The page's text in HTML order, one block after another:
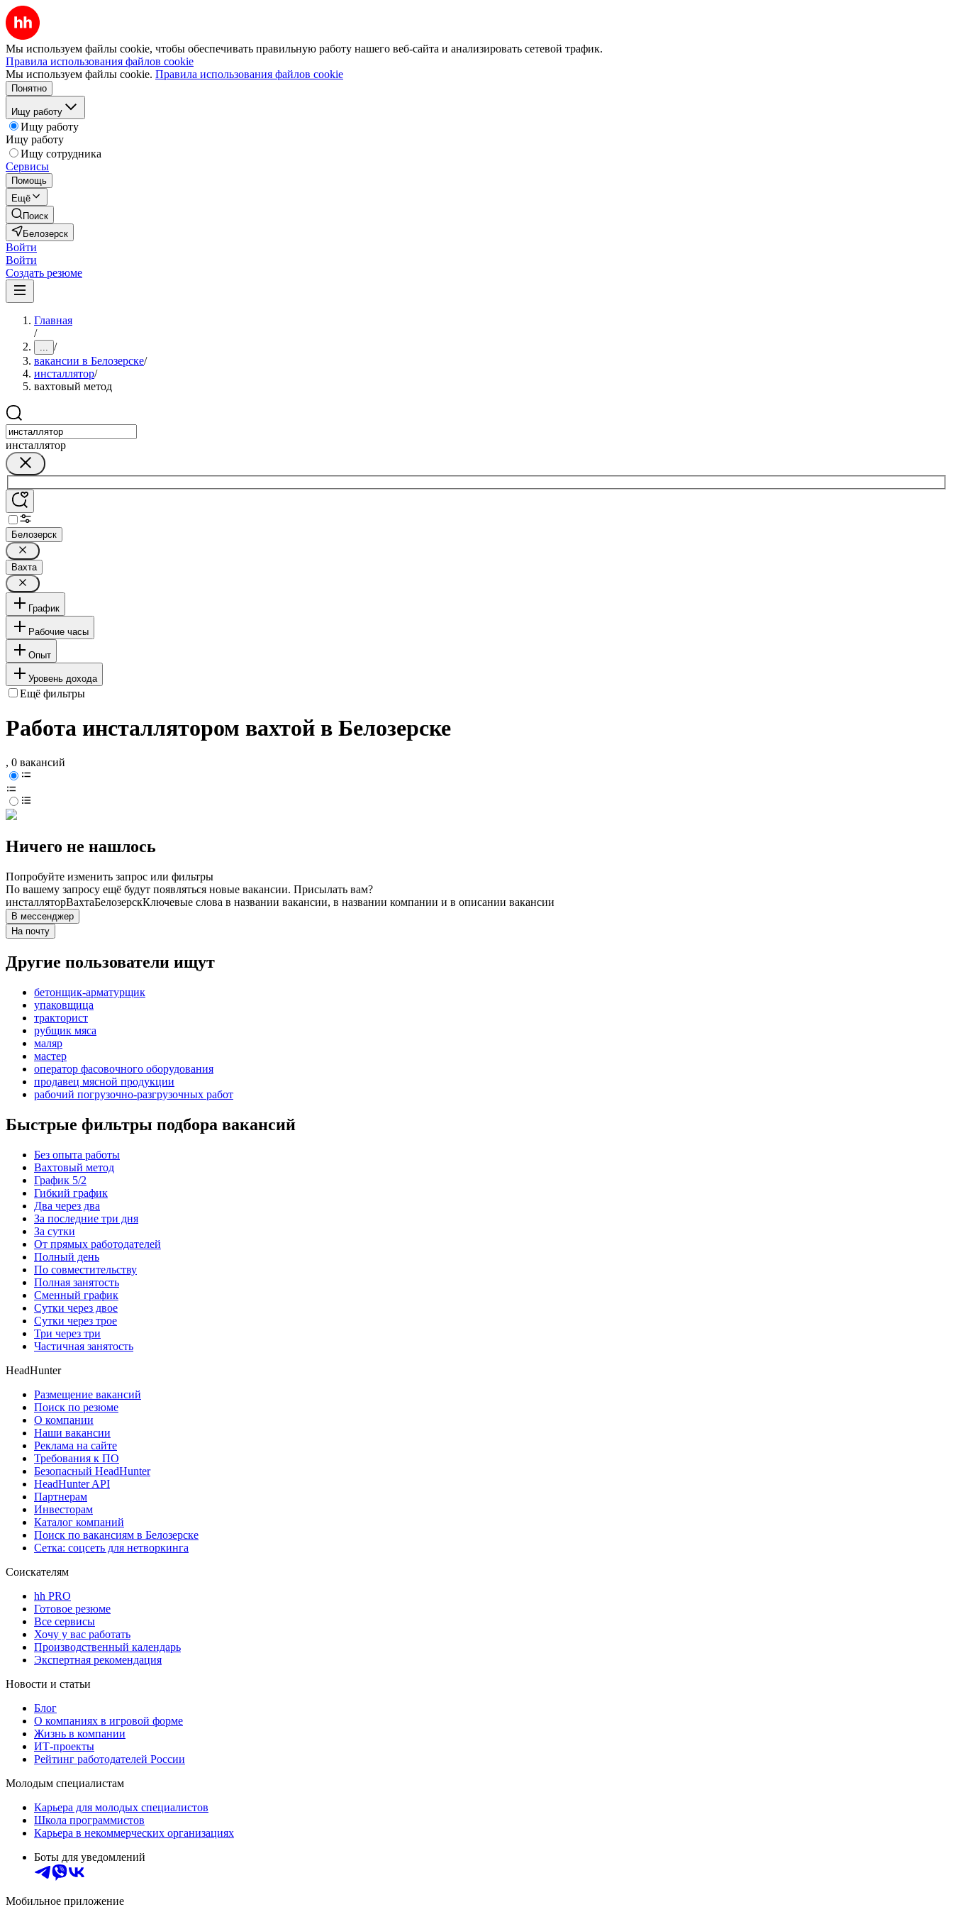
Мы используем файлы cookie, чтобы обеспечивать правильную работу нашего веб-сайта и анализировать сетевой трафик.
Правила использования файлов cookie
Мы используем файлы cookie. Правила использования файлов cookie
Понятно
Ищу работу
Ищу работу
Ищу работу
Ищу сотрудника
Сервисы
Помощь
Ещё
Поиск
Белозерск
Войти
Войти
Создать резюме
Главная
/
... /
вакансии в Белозерске/
инсталлятор/
вахтовый метод
инсталлятор
Белозерск
Вахта
График
Рабочие часы
Опыт
Уровень дохода
Ещё фильтры
Работа инсталлятором вахтой в Белозерске
, 0 вакансий
Ничего не нашлось
Попробуйте изменить запрос или фильтры
По вашему запросу ещё будут появляться новые вакансии. Присылать вам?
инсталляторВахтаБелозерскКлючевые слова в названии вакансии, в названии компании и в описании вакансии
В мессенджер
На почту
Другие пользователи ищут
бетонщик-арматурщик
упаковщица
тракторист
рубщик мяса
маляр
мастер
оператор фасовочного оборудования
продавец мясной продукции
рабочий погрузочно-разгрузочных работ
Быстрые фильтры подбора вакансий
Без опыта работы
Вахтовый метод
График 5/2
Гибкий график
Два через два
За последние три дня
За сутки
От прямых работодателей
Полный день
По совместительству
Полная занятость
Сменный график
Сутки через двое
Сутки через трое
Три через три
Частичная занятость
HeadHunter
Размещение вакансий
Поиск по резюме
О компании
Наши вакансии
Реклама на сайте
Требования к ПО
Безопасный HeadHunter
HeadHunter API
Партнерам
Инвесторам
Каталог компаний
Поиск по вакансиям в Белозерске
Сетка: соцсеть для нетворкинга
Соискателям
hh PRO
Готовое резюме
Все сервисы
Хочу у вас работать
Производственный календарь
Экспертная рекомендация
Новости и статьи
Блог
О компаниях в игровой форме
Жизнь в компании
ИТ-проекты
Рейтинг работодателей России
Молодым специалистам
Карьера для молодых специалистов
Школа программистов
Карьера в некоммерческих организациях
Боты для уведомлений
Мобильное приложение